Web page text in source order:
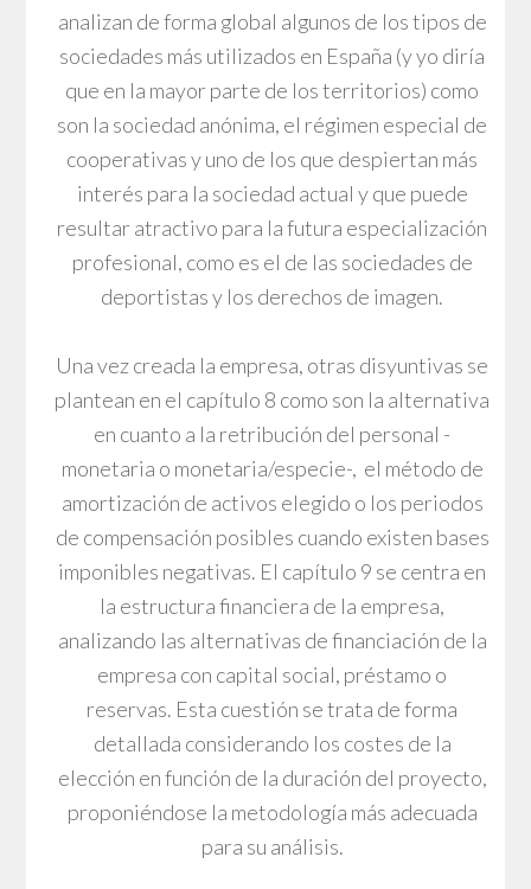
analizan de forma global algunos de los tipos de
sociedades más utilizados en España (y yo diría
que en la mayor parte de los territorios) como
son la sociedad anónima, el régimen especial de
cooperativas y uno de los que despiertan más
interés para la sociedad actual y que puede
resultar atractivo para la futura especialización
profesional, como es el de las sociedades de
deportistas y los derechos de imagen.
Una vez creada la empresa, otras disyuntivas se
plantean en el capítulo 8 como son la alternativa
en cuanto a la retribución del personal -
monetaria o monetaria/especie-, el método de
amortización de activos elegido o los periodos
de compensación posibles cuando existen bases
imponibles negativas. El capítulo 9 se centra en
la estructura financiera de la empresa,
analizando las alternativas de financiación de la
empresa con capital social, préstamo o
reservas. Esta cuestión se trata de forma
detallada considerando los costes de la
elección en función de la duración del proyecto,
proponiéndose la metodología más adecuada
para su análisis.